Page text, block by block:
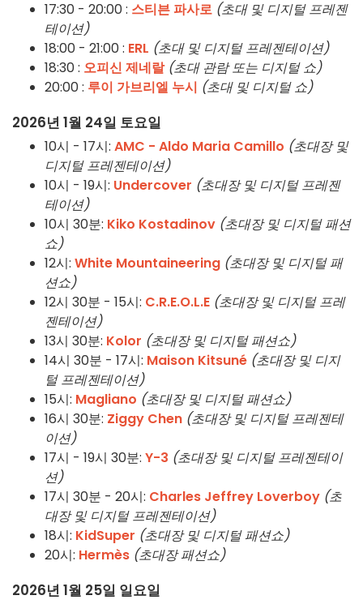
17:30 - 20:00 : 스티븐 파사로 (초대 및 디지털 프레젠
테이션)
18:00 - 21:00 : ERL (초대 및 디지털 프레젠테이션)
18:30 : 오피신 제네랄 (초대 관람 또는 디지털 쇼)
20:00 : 루이 가브리엘 누시 (초대 및 디지털 쇼)
2026년 1월 24일 토요일
10시 - 17시: AMC - Aldo Maria Camillo (초대장 및
디지털 프레젠테이션)
10시 - 19시: Undercover (초대장 및 디지털 프레젠
테이션)
10시 30분: Kiko Kostadinov (초대장 및 디지털 패션
쇼)
12시: White Mountaineering (초대장 및 디지털 패
션쇼)
12시 30분 - 15시: C.R.E.O.L.E (초대장 및 디지털 프레
젠테이션)
13시 30분: Kolor (초대장 및 디지털 패션쇼)
14시 30분 - 17시: Maison Kitsuné (초대장 및 디지
털 프레젠테이션)
15시: Magliano (초대장 및 디지털 패션쇼)
16시 30분: Ziggy Chen (초대장 및 디지털 프레젠테
이션)
17시 - 19시 30분: Y-3 (초대장 및 디지털 프레젠테이
션)
17시 30분 - 20시: Charles Jeffrey Loverboy (초
대장 및 디지털 프레젠테이션)
18시: KidSuper (초대장 및 디지털 패션쇼)
20시: Hermès (초대장 패션쇼)
2026년 1월 25일 일요일